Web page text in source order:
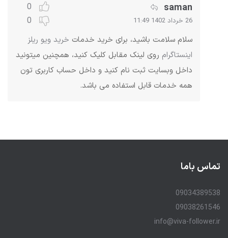
0
0
saman
26 خرداد 1402 11:49
سلام سلامت باشید، برای خرید خدمات خرید ویو ریلز
اینستاگرام روی لینک مقابل کلیک کنید، همچنین میتونید
داخل وبسایت ثبت نام کنید و داخل حساب کاربری تون
همه خدمات قابل استفاده می باشد.
تماس باما
09034389538
09038261546
info@viva-follower.ir